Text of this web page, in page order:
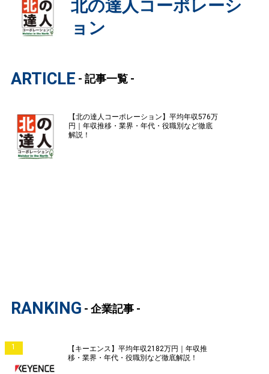
北の達人コーポレーシ
ョン
ARTICLE - 記事一覧 -
【北の達人コーポレーション】平均年収576万
円｜年収推移・業界・年代・役職別など徹底
解説！
RANKING - 企業記事 -
1
【キーエンス】平均年収2182万円｜年収推
移・業界・年代・役職別など徹底解説！